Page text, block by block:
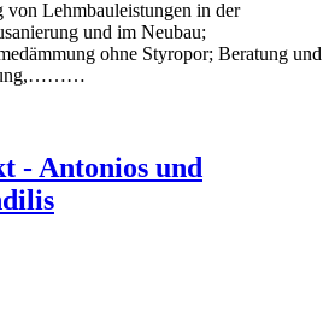
Lehmbauleistungen in der
und im Neubau;
ohne Styropor; Beratung und
- Antonios und